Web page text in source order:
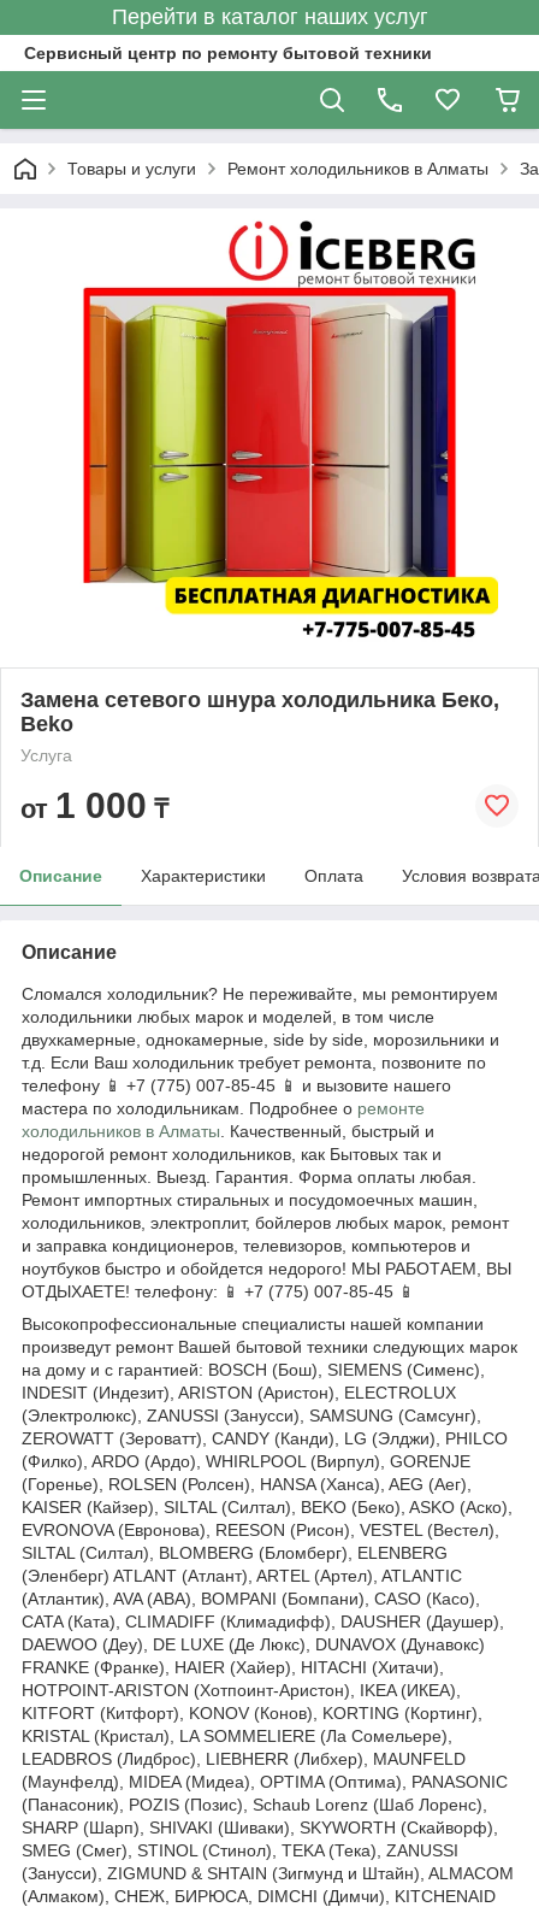
Перейти в каталог наших услуг
Сервисный центр по ремонту бытовой техники
Товары и услуги Ремонт холодильников в Алматы
Замена сетевого шнура холодильника Беко,
Beko
Услуга
от 1 000 ₸
Описание Характеристики Оплата Условия
Описание
Сломался холодильник? Не переживайте, мы ремонтируем
холодильники любых марок и моделей, в том числе
двухкамерные, однокамерные, side by side, морозильники и
т.д. Если Ваш холодильник требует ремонта, позвоните по
телефону 📱 +7 (775) 007-85-45 📱 и вызовите нашего
мастера по холодильникам. Подробнее о ремонте
холодильников в Алматы . Качественный, быстрый и
недорогой ремонт холодильников, как Бытовых так и
промышленных. Выезд. Гарантия. Форма оплаты любая.
Ремонт импортных стиральных и посудомоечных машин,
холодильников, электроплит, бойлеров любых марок, ремонт
и заправка кондиционеров, телевизоров, компьютеров и
ноутбуков быстро и обойдется недорого! МЫ РАБОТАЕМ, ВЫ
ОТДЫХАЕТЕ! телефону: 📱 +7 (775) 007-85-45 📱
Высокопрофессиональные специалисты нашей компании
произведут ремонт Вашей бытовой техники следующих марок
на дому и с гарантией: BOSCH (Бош), SIEMENS (Сименс),
INDESIT (Индезит), ARISTON (Аристон), ELECTROLUX
(Электролюкс), ZANUSSI (Занусси), SAMSUNG (Самсунг),
ZEROWATT (Зероватт), CANDY (Канди), LG (Элджи), PHILCO
(Филко), ARDO (Ардо), WHIRLPOOL (Вирпул), GORENJE
(Горенье), ROLSEN (Ролсен), HANSA (Ханса), AEG (Аег),
KAISER (Кайзер), SILTAL (Силтал), BEKO (Беко), ASKO (Аско),
EVRONOVA (Евронова), REESON (Рисон), VESTEL (Вестел),
SILTAL (Силтал), BLOMBERG (Бломберг), ELENBERG
(Эленберг) ATLANT (Атлант), ARTEL (Артел), ATLANTIC
(Атлантик), AVA (АВА), BOMPANI (Бомпани), CASO (Касо),
CATA (Ката), CLIMADIFF (Климадифф), DAUSHER (Даушер),
DAEWOO (Деу), DE LUXE (Де Люкс), DUNAVOX (Дунавокс)
FRANKE (Франке), HAIER (Хайер), HITACHI (Хитачи),
HOTPOINT-ARISTON (Хотпоинт-Аристон), IKEA (ИКЕА),
KITFORT (Китфорт), KONOV (Конов), KORTING (Кортинг),
KRISTAL (Кристал), LA SOMMELIERE (Ла Сомельере),
LEADBROS (Лидброс), LIEBHERR (Либхер), MAUNFELD
(Маунфелд), MIDEA (Мидеа), OPTIMA (Оптима), PANASONIC
(Панасоник), POZIS (Позис), Schaub Lorenz (Шаб Лоренс),
SHARP (Шарп), SHIVAKI (Шиваки), SKYWORTH (Скайворф),
SMEG (Смег), STINOL (Стинол), TEKA (Тека), ZANUSSI
(Занусси), ZIGMUND & SHTAIN (Зигмунд и Штайн), ALMACOM
(Алмаком), СНЕЖ, БИРЮСА, DIMCHI (Димчи), KITCHENAID